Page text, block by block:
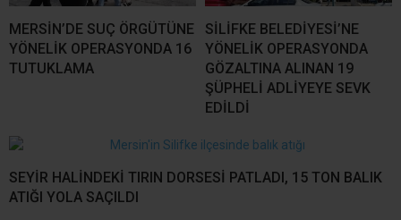
MERSİN’DE SUÇ ÖRGÜTÜNE
YÖNELİK OPERASYONDA 16
TUTUKLAMA
SİLİFKE BELEDİYESİ’NE
YÖNELİK OPERASYONDA
GÖZALTINA ALINAN 19
ŞÜPHELİ ADLİYEYE SEVK
EDİLDİ
SEYİR HALİNDEKİ TIRIN DORSESİ PATLADI, 15 TON BALIK
ATIĞI YOLA SAÇILDI